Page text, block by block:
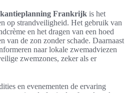
Frankrijk is het
op strandveiligheid. Het gebruik van
en het dragen van een hoed
van de zon zonder schade. Daarnaast
naar lokale zwemadviezen
zwemzones, zeker als er
en evenementen de ervaring